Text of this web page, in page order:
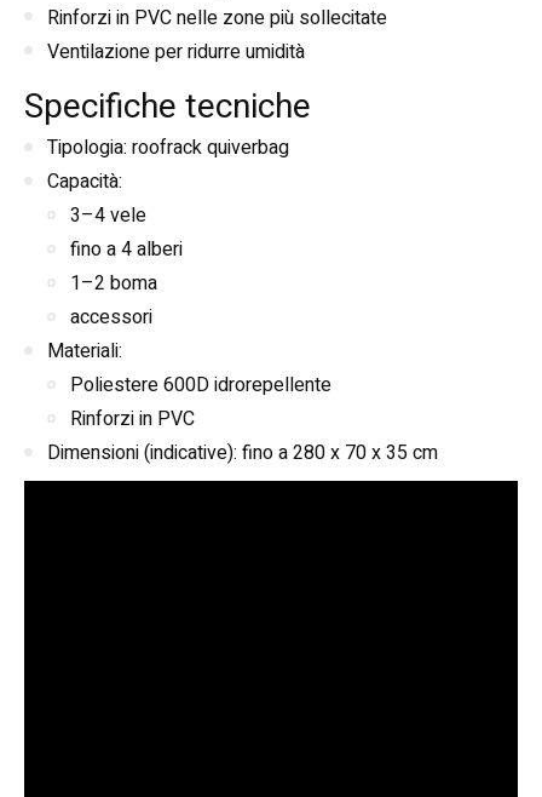
Rinforzi in PVC nelle zone più sollecitate
Ventilazione per ridurre umidità
Specifiche tecniche
Tipologia: roofrack quiverbag
Capacità:
3–4 vele
fino a 4 alberi
1–2 boma
accessori
Materiali:
Poliestere 600D idrorepellente
Rinforzi in PVC
Dimensioni (indicative): fino a 280 x 70 x 35 cm